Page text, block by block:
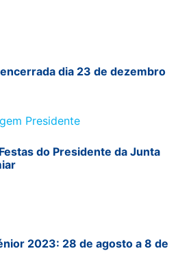
dia 23 de dezembro
do Presidente da Junta
2023: 28 de agosto a 8 de